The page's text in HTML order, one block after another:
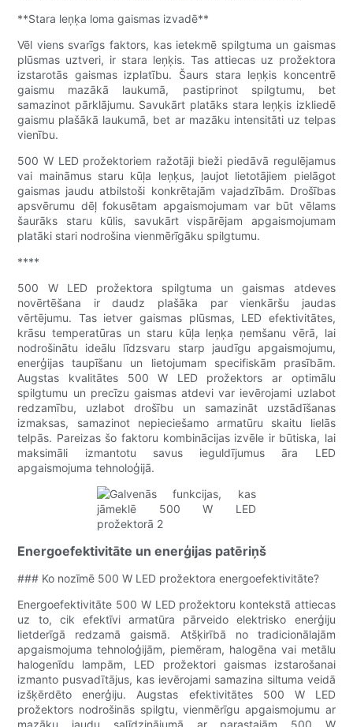
**Stara leņķa loma gaismas izvadē**
Vēl viens svarīgs faktors, kas ietekmē spilgtuma un gaismas
plūsmas uztveri, ir stara leņķis. Tas attiecas uz prožektora
izstarotās gaismas izplatību. Šaurs stara leņķis koncentrē
gaismu mazākā laukumā, pastiprinot spilgtumu, bet
samazinot pārklājumu. Savukārt platāks stara leņķis izkliedē
gaismu plašākā laukumā, bet ar mazāku intensitāti uz telpas
vienību.
500 W LED prožektoriem ražotāji bieži piedāvā regulējamus
vai maināmus staru kūļa leņķus, ļaujot lietotājiem pielāgot
gaismas jaudu atbilstoši konkrētajām vajadzībām. Drošības
apsvērumu dēļ fokusētam apgaismojumam var būt vēlams
šaurāks staru kūlis, savukārt vispārējam apgaismojumam
platāki stari nodrošina vienmērīgāku spilgtumu.
****
500 W LED prožektora spilgtuma un gaismas atdeves
novērtēšana ir daudz plašāka par vienkāršu jaudas
vērtējumu. Tas ietver gaismas plūsmas, LED efektivitātes,
krāsu temperatūras un staru kūļa leņķa ņemšanu vērā, lai
nodrošinātu ideālu līdzsvaru starp jaudīgu apgaismojumu,
enerģijas taupīšanu un lietojumam specifiskām prasībām.
Augstas kvalitātes 500 W LED prožektors ar optimālu
spilgtumu un precīzu gaismas atdevi var ievērojami uzlabot
redzamību, uzlabot drošību un samazināt uzstādīšanas
izmaksas, samazinot nepieciešamo armatūru skaitu lielās
telpās. Pareizas šo faktoru kombinācijas izvēle ir būtiska, lai
maksimāli izmantotu savus ieguldījumus āra LED
apgaismojuma tehnoloģijā.
Energoefektivitāte un enerģijas patēriņš
### Ko nozīmē 500 W LED prožektora energoefektivitāte?
Energoefektivitāte 500 W LED prožektoru kontekstā attiecas
uz to, cik efektīvi armatūra pārveido elektrisko enerģiju
lietderīgā redzamā gaismā. Atšķirībā no tradicionālajām
apgaismojuma tehnoloģijām, piemēram, halogēna vai metālu
halogenīdu lampām, LED prožektori gaismas izstarošanai
izmanto pusvadītājus, kas ievērojami samazina siltuma veidā
izšķērdēto enerģiju. Augstas efektivitātes 500 W LED
prožektors nodrošinās spilgtu, vienmērīgu apgaismojumu ar
mazāku jaudu salīdzinājumā ar parastajām 500 W